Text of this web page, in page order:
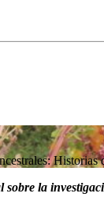
la